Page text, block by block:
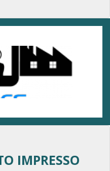
IMPRESSO